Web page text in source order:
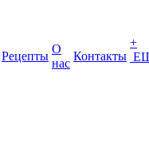
Рецепты
О
нас
Контакты
+